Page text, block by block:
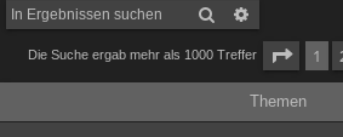
Suche
Die Suche ergab mehr als 1000 Treffer Seite 1
1
Themen